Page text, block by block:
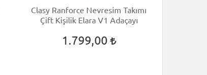
Clasy Ranforce Nevresim Takımı
Çift Kişilik Elara V1 Adaçayı
1.799,00